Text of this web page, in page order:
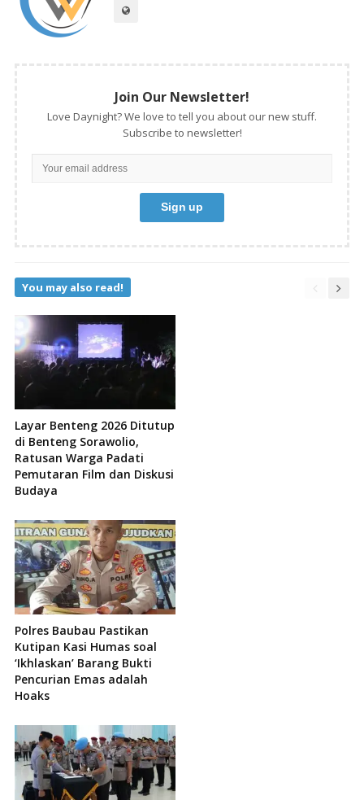
Join Our Newsletter!
Love Daynight? We love to tell you about our new stuff.
Subscribe to newsletter!
You may also read!
Layar Benteng 2026 Ditutup
di Benteng Sorawolio,
Ratusan Warga Padati
Pemutaran Film dan Diskusi
Budaya
Polres Baubau Pastikan
Kutipan Kasi Humas soal
‘Ikhlaskan’ Barang Bukti
Pencurian Emas adalah
Hoaks